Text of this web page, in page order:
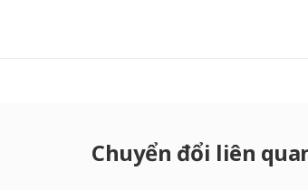
Chuyển đổi liên